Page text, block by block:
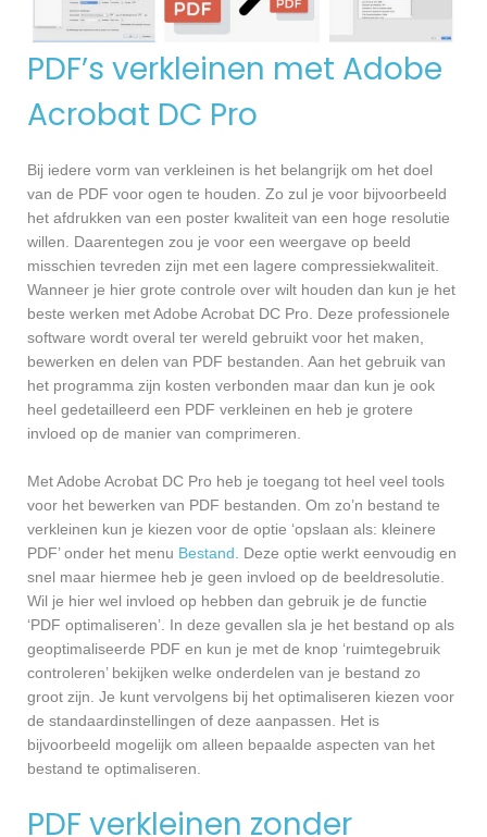
PDF’s verkleinen met Adobe
Acrobat DC Pro
Bij iedere vorm van verkleinen is het belangrijk om het doel
van de PDF voor ogen te houden. Zo zul je voor bijvoorbeeld
het afdrukken van een poster kwaliteit van een hoge resolutie
willen. Daarentegen zou je voor een weergave op beeld
misschien tevreden zijn met een lagere compressiekwaliteit.
Wanneer je hier grote controle over wilt houden dan kun je het
beste werken met Adobe Acrobat DC Pro. Deze professionele
software wordt overal ter wereld gebruikt voor het maken,
bewerken en delen van PDF bestanden. Aan het gebruik van
het programma zijn kosten verbonden maar dan kun je ook
heel gedetailleerd een PDF verkleinen en heb je grotere
invloed op de manier van comprimeren.
Met Adobe Acrobat DC Pro heb je toegang tot heel veel tools
voor het bewerken van PDF bestanden. Om zo’n bestand te
verkleinen kun je kiezen voor de optie ‘opslaan als: kleinere
PDF’ onder het menu Bestand. Deze optie werkt eenvoudig en
snel maar hiermee heb je geen invloed op de beeldresolutie.
Wil je hier wel invloed op hebben dan gebruik je de functie
‘PDF optimaliseren’. In deze gevallen sla je het bestand op als
geoptimaliseerde PDF en kun je met de knop ‘ruimtegebruik
controleren’ bekijken welke onderdelen van je bestand zo
groot zijn. Je kunt vervolgens bij het optimaliseren kiezen voor
de standaardinstellingen of deze aanpassen. Het is
bijvoorbeeld mogelijk om alleen bepaalde aspecten van het
bestand te optimaliseren.
PDF verkleinen zonder